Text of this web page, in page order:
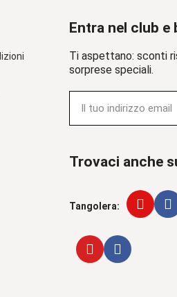
Entra nel club e
Ti aspettano: sconti
sorprese speciali.
Trovaci anche
Tangolera: